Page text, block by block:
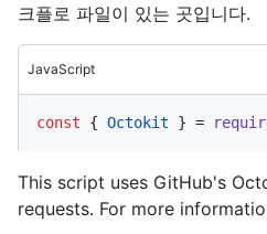
크플로 파일이 있는 곳입니다.
JavaScript
const { Octokit } =
This script uses GitHub's
requests. For more